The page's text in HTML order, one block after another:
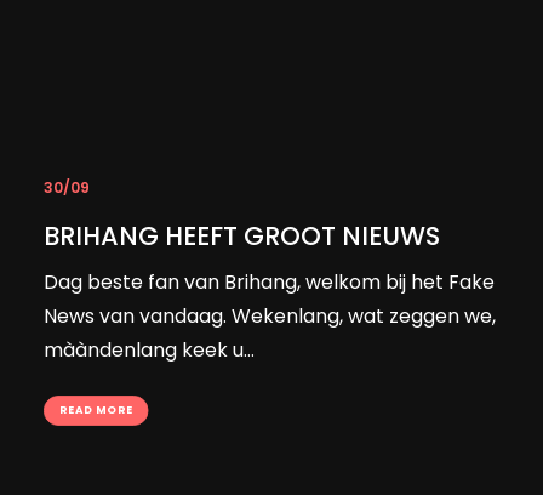
30/09
BRIHANG HEEFT GROOT NIEUWS
Dag beste fan van Brihang, welkom bij het Fake
News van vandaag. Wekenlang, wat zeggen we,
mààndenlang keek u…
READ MORE